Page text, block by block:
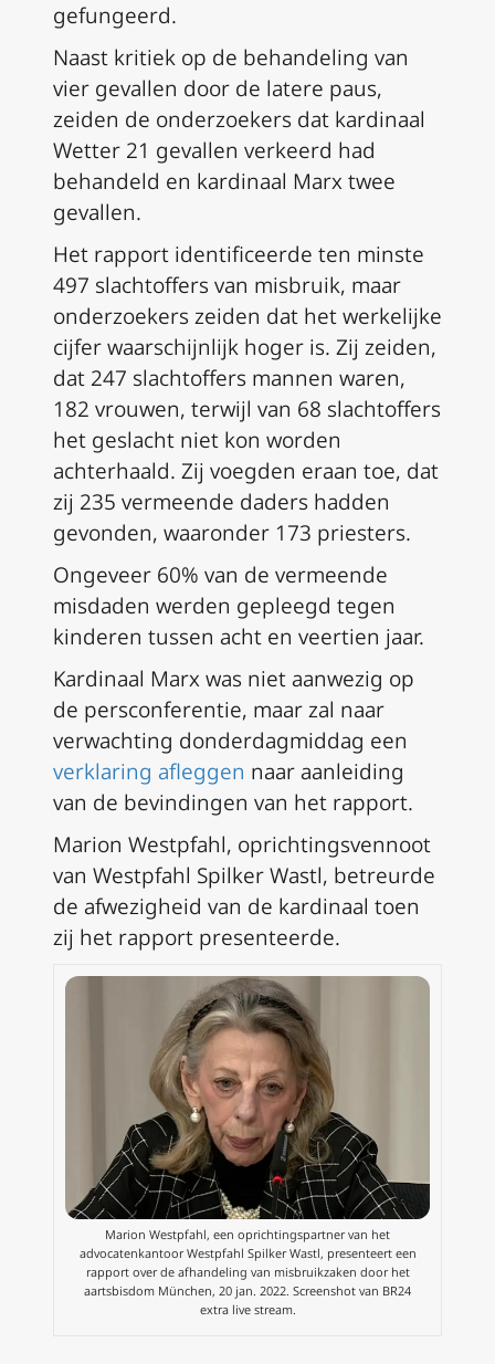
gefungeerd.
Naast kritiek op de behandeling van
vier gevallen door de latere paus,
zeiden de onderzoekers dat kardinaal
Wetter 21 gevallen verkeerd had
behandeld en kardinaal Marx twee
gevallen.
Het rapport identificeerde ten minste
497 slachtoffers van misbruik, maar
onderzoekers zeiden dat het werkelijke
cijfer waarschijnlijk hoger is. Zij zeiden,
dat 247 slachtoffers mannen waren,
182 vrouwen, terwijl van 68 slachtoffers
het geslacht niet kon worden
achterhaald. Zij voegden eraan toe, dat
zij 235 vermeende daders hadden
gevonden, waaronder 173 priesters.
Ongeveer 60% van de vermeende
misdaden werden gepleegd tegen
kinderen tussen acht en veertien jaar.
Kardinaal Marx was niet aanwezig op
de persconferentie, maar zal naar
verwachting donderdagmiddag een
verklaring afleggen naar aanleiding
van de bevindingen van het rapport.
Marion Westpfahl, oprichtingsvennoot
van Westpfahl Spilker Wastl, betreurde
de afwezigheid van de kardinaal toen
zij het rapport presenteerde.
Marion Westpfahl, een oprichtingspartner van het
advocatenkantoor Westpfahl Spilker Wastl, presenteert een
rapport over de afhandeling van misbruikzaken door het
aartsbisdom München, 20 jan. 2022. Screenshot van BR24
extra live stream.